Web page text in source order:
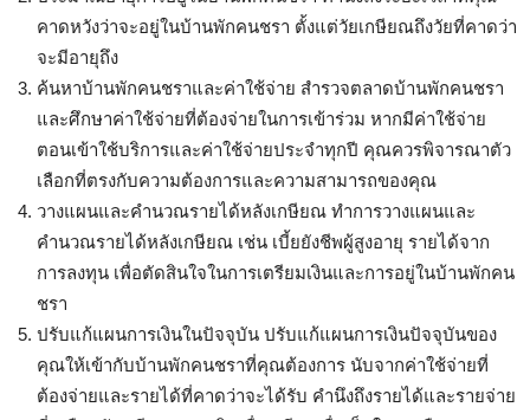
คาดหวังว่าจะอยู่ในบ้านพักคนชรา ตั้งแต่วัยเกษียณถึงวัยที่คาดว่า
จะมีอายุถึง
ค้นหาบ้านพักคนชราและค่าใช้จ่าย สำรวจตลาดบ้านพักคนชรา
และศึกษาค่าใช้จ่ายที่ต้องจ่ายในการเข้าร่วม หากมีค่าใช้จ่าย
ตอนเข้าใช้บริการและค่าใช้จ่ายประจำทุกปี คุณควรพิจารณาตัว
เลือกที่ตรงกับความต้องการและความสามารถของคุณ
วางแผนและคำนวณรายได้หลังเกษียณ ทำการวางแผนและ
คำนวณรายได้หลังเกษียณ เช่น เบี้ยยังชีพผู้สูงอายุ รายได้จาก
การลงทุน เพื่อตัดสินใจในการเตรียมเงินและการอยู่ในบ้านพักคน
ชรา
ปรับแก้แผนการเงินในปัจจุบัน ปรับแก้แผนการเงินปัจจุบันของ
คุณให้เข้ากับบ้านพักคนชราที่คุณต้องการ นับจากค่าใช้จ่ายที่
ต้องจ่ายและรายได้ที่คาดว่าจะได้รับ คำนึงถึงรายได้และรายจ่าย